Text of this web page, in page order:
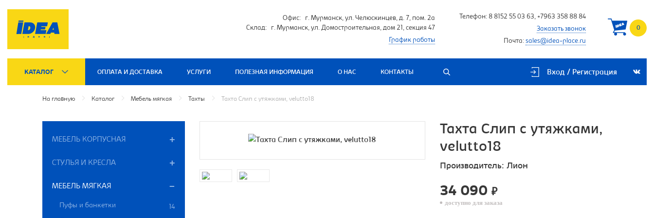
Офис: г. Мурманск, ул. Челюскинцев, д. 7, пом. 2а
Склад: г. Мурманск, ул. Домостроительная, дом 21, секция 47
График работы
Телефон: 8 8152 55 03 63, +7963 358 88 84
Заказать звонок
Почта: sales@idea-place.ru
0
КАТАЛОГ ОПЛАТА И ДОСТАВКА УСЛУГИ ПОЛЕЗНАЯ ИНФОРМАЦИЯ О НАС КОНТАКТЫ Вход / Регистрация
На главную Каталог Мебель мягкая Тахты Тахта Слип с утяжками, velutto18
МЕБЕЛЬ КОРПУСНАЯ
СТУЛЬЯ И КРЕСЛА
МЕБЕЛЬ МЯГКАЯ
Пуфы и банкетки
14
Тахта Слип с утяжками,
velutto18
Производитель: Лион
34 090 ₽
доступно для заказа